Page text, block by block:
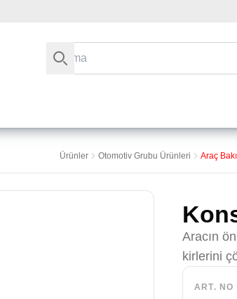
Arama
Ürünler Otomotiv Grubu Ürünleri Araç
Aracın
kirlerini
ART. NO